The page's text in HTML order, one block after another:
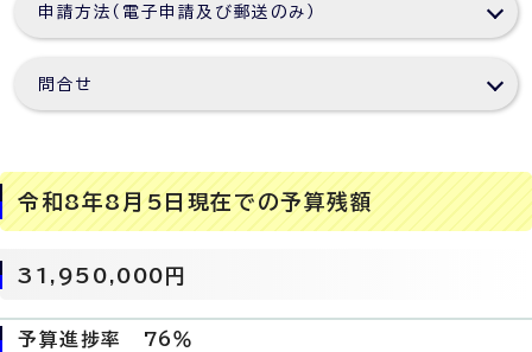
申請方法（電子申請及び郵送のみ）
問合せ
令和8年8月5日現在での予算残額
31,950,000円
予算進捗率 76％